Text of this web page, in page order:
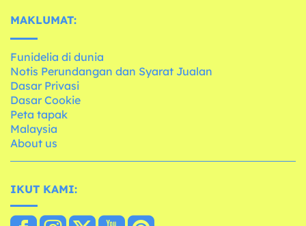
MAKLUMAT:
Funidelia di dunia
Notis Perundangan dan Syarat Jualan
Dasar Privasi
Dasar Cookie
Peta tapak
Malaysia
About us
IKUT KAMI: